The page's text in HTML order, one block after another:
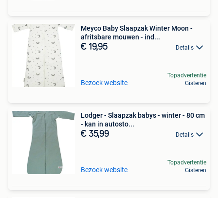
Meyco Baby Slaapzak Winter Moon -
afritsbare mouwen - ind...
€ 19,95 Details
Bezoek website
Topadvertentie
Gisteren
Lodger - Slaapzak babys - winter - 80 cm
- kan in autosto...
€ 35,99 Details
Bezoek website
Topadvertentie
Gisteren